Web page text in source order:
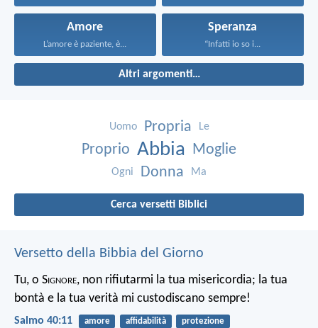
Amore
L’amore è paziente, è...
Speranza
“Infatti io so i...
Altri argomenti…
Uomo Propria Le
Proprio Abbia Moglie
Ogni Donna Ma
Cerca versetti Biblici
Versetto della Bibbia del Giorno
Tu, o Signore, non rifiutarmi la tua misericordia; la tua
bontà e la tua verità mi custodiscano sempre!
Salmo 40:11 amore affidabilità protezione